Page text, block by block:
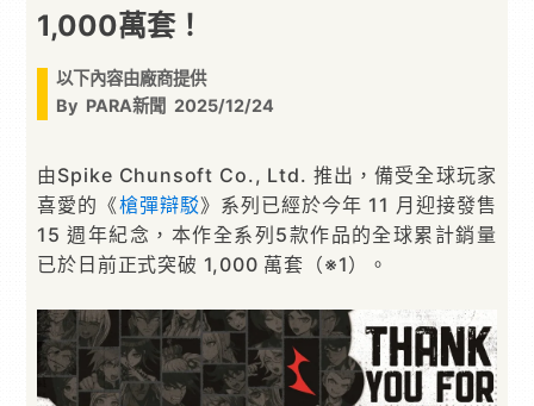
1,000萬套！
以下內容由廠商提供
By PARA新聞 2025/12/24
由Spike Chunsoft Co., Ltd. 推出，備受全球玩家
喜愛的《槍彈辯駁》系列已經於今年 11 月迎接發售
15 週年紀念，本作全系列5款作品的全球累計銷量
已於日前正式突破 1,000 萬套（※1）。